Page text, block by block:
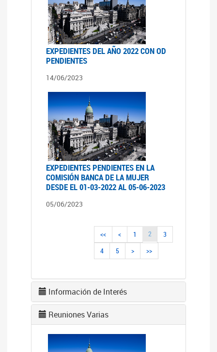
EXPEDIENTES DEL AÑO 2022 CON OD
PENDIENTES
14/06/2023
EXPEDIENTES PENDIENTES EN LA
COMISIÓN BANCA DE LA MUJER
DESDE EL 01-03-2022 AL 05-06-2023
05/06/2023
<< < 1 2
3
4
5 > >>
Información de Interés
Reuniones Varias